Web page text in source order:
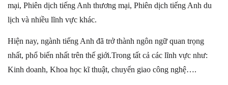
mại, Phiên dịch tiếng Anh thương mại, Phiên dịch tiếng Anh du
lịch và nhiều lĩnh vực khác.
Hiện nay, ngành tiếng Anh đã trở thành ngôn ngữ quan trọng
nhất, phổ biến nhất trên thế giới.Trong tất cả các lĩnh vực như:
Kinh doanh, Khoa học kĩ thuật, chuyển giao công nghệ….